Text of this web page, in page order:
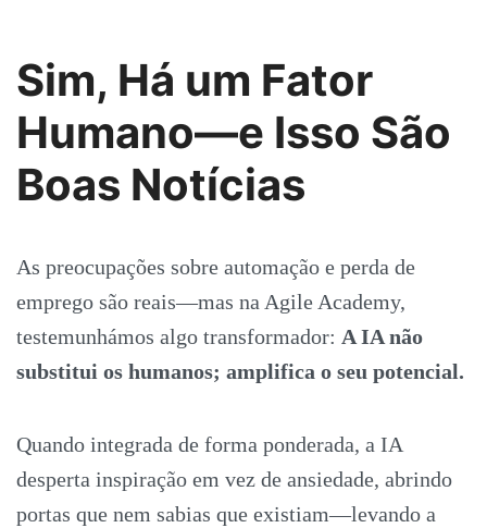
Sim, Há um Fator
Humano—e Isso São
Boas Notícias
As preocupações sobre automação e perda de
emprego são reais—mas na Agile Academy,
testemunhámos algo transformador: A IA não
substitui os humanos; amplifica o seu potencial.
Quando integrada de forma ponderada, a IA
desperta inspiração em vez de ansiedade, abrindo
portas que nem sabias que existiam—levando a